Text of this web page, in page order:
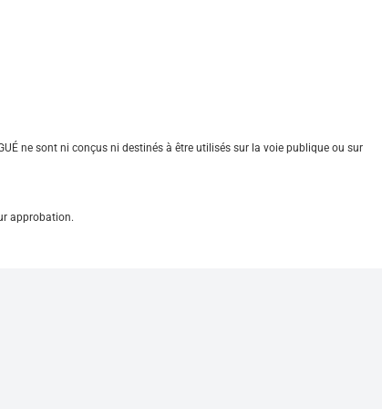
ne sont ni conçus ni destinés à être utilisés sur la voie publique ou sur
approbation.